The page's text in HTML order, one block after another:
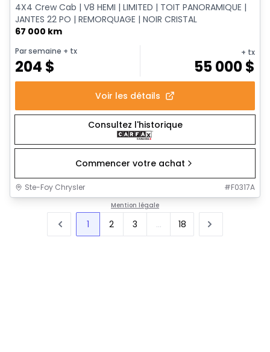
4X4 Crew Cab | V8 HEMI | LIMITED | TOIT PANORAMIQUE |
JANTES 22 PO | REMORQUAGE | NOIR CRISTAL
67 000 km
Par semaine + tx
204 $
+ tx
55 000$
Voir les détails
Consultez l'historique
Commencer votre achat
Ste-Foy Chrysler #F0317A
Mention légale
1 2 3 ... 18